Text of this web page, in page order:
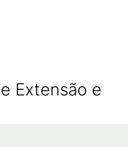
Extensão e